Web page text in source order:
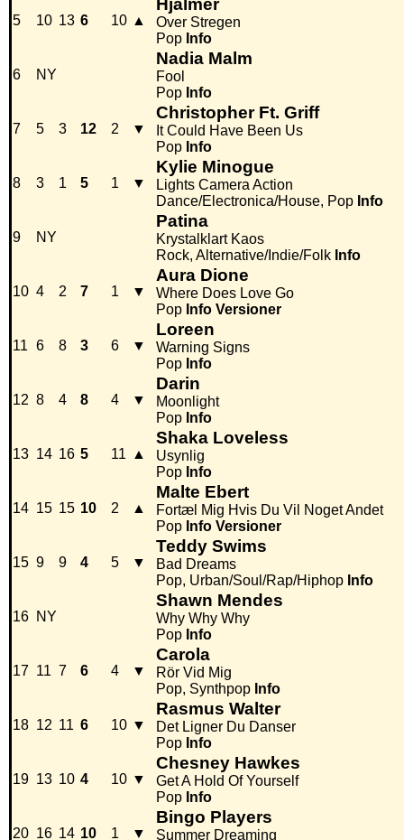
5 10 13 6 10 ▲
Hjalmer
Over Stregen
Pop Info
6 NY
Nadia Malm
Fool
Pop Info
7 5 3 12 2 ▼
Christopher Ft. Griff
It Could Have Been Us
Pop Info
8 3 1 5 1 ▼
Kylie Minogue
Lights Camera Action
Dance/Electronica/House, Pop Info
9 NY
Patina
Krystalklart Kaos
Rock, Alternative/Indie/Folk Info
10 4 2 7 1 ▼
Aura Dione
Where Does Love Go
Pop Info Versioner
11 6 8 3 6 ▼
Loreen
Warning Signs
Pop Info
12 8 4 8 4 ▼
Darin
Moonlight
Pop Info
13 14 16 5 11 ▲
Shaka Loveless
Usynlig
Pop Info
14 15 15 10 2 ▲
Malte Ebert
Fortæl Mig Hvis Du Vil Noget Andet
Pop Info Versioner
15 9 9 4 5 ▼
Teddy Swims
Bad Dreams
Pop, Urban/Soul/Rap/Hiphop Info
16 NY
Shawn Mendes
Why Why Why
Pop Info
17 11 7 6 4 ▼
Carola
Rör Vid Mig
Pop, Synthpop Info
18 12 11 6 10 ▼
Rasmus Walter
Det Ligner Du Danser
Pop Info
19 13 10 4 10 ▼
Chesney Hawkes
Get A Hold Of Yourself
Pop Info
20 16 14 10 1 ▼
Bingo Players
Summer Dreaming